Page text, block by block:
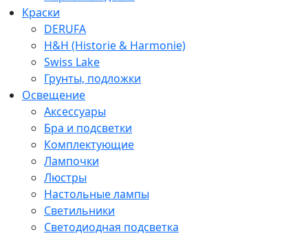
Краски
DERUFA
H&H (Historie & Harmonie)
Swiss Lake
Грунты, подложки
Освещение
Аксессуары
Бра и подсветки
Комплектующие
Лампочки
Люстры
Настольные лампы
Светильники
Светодиодная подсветка